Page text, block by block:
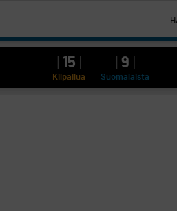
15 9
Kilpailua Suomalaista